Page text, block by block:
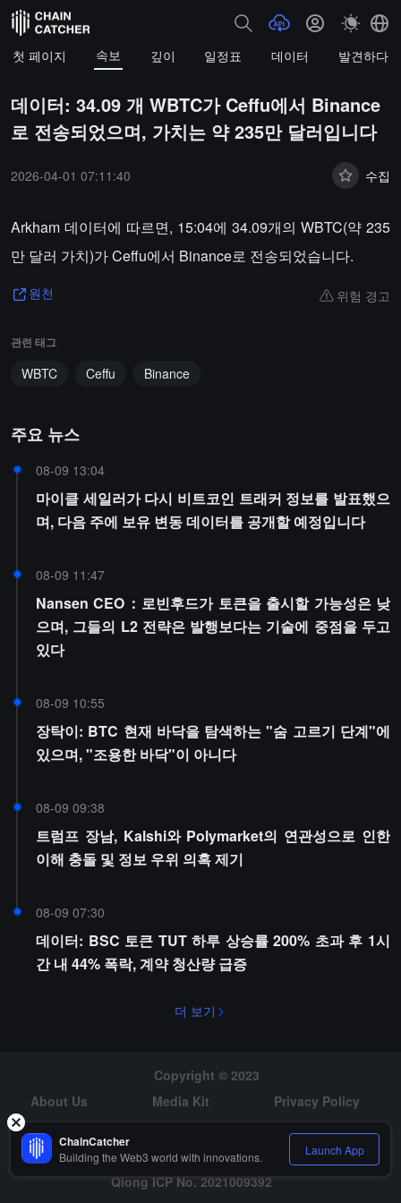
첫 페이지 속보 깊이 일정표 데이터 발견하다
데이터: 34.09 개 WBTC가 Ceffu에서 Binance
로 전송되었으며, 가치는 약 235만 달러입니다
2026-04-01 07:11:40 수집
Arkham 데이터에 따르면, 15:04에 34.09개의 WBTC(약 235
만 달러 가치)가 Ceffu에서 Binance로 전송되었습니다.
원천 위험 경고
관련 태그
WBTC Ceffu Binance
주요 뉴스
08-09 13:04
마이클 세일러가 다시 비트코인 트래커 정보를 발표했으
며, 다음 주에 보유 변동 데이터를 공개할 예정입니다
08-09 11:47
Nansen CEO：로빈후드가 토큰을 출시할 가능성은 낮
으며, 그들의 L2 전략은 발행보다는 기술에 중점을 두고
있다
08-09 10:55
장탁이: BTC 현재 바닥을 탐색하는 "숨 고르기 단계"에
있으며, "조용한 바닥"이 아니다
08-09 09:38
트럼프 장남, Kalshi와 Polymarket의 연관성으로 인한
이해 충돌 및 정보 우위 의혹 제기
08-09 07:30
데이터: BSC 토큰 TUT 하루 상승률 200% 초과 후 1시
간 내 44% 폭락, 계약 청산량 급증
더 보기
Copyright © 2023
About Us
Media Kit
Privacy Policy
Risk Warning
Hiring
Qiong ICP No. 2021009392
ChainCatcher
Building the Web3 world with innovations. Launch App